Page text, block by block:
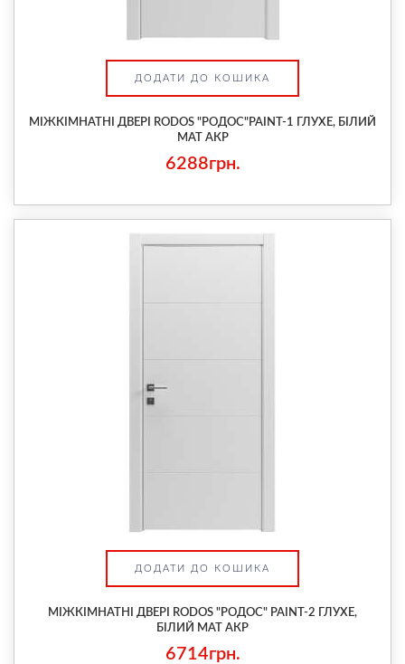
ДОДАТИ ДО КОШИКА
МІЖКІМНАТНІ ДВЕРІ RODOS "РОДОС"PAINT-1 ГЛУХЕ, БІЛИЙ
МАТ АКР
6288грн.
ДОДАТИ ДО КОШИКА
МІЖКІМНАТНІ ДВЕРІ RODOS "РОДОС" PAINT-2 ГЛУХЕ,
БІЛИЙ МАТ АКР
6714грн.